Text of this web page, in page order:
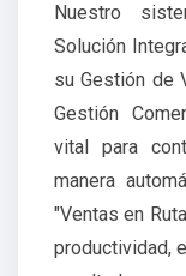
Nuestro
Solución
su Gestión de
Gestión
vital para
manera
"Ventas en
productividad,